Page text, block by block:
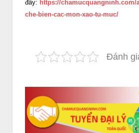
đây: https://chamucquangninh.com/
che-bien-cac-mon-xao-tu-muc/
Đánh